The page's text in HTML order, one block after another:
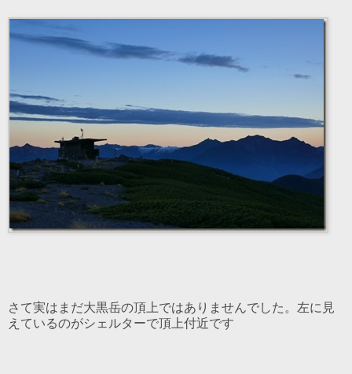
さて実はまだ大黒岳の頂上ではありませんでした。左に見
えているのがシェルターで頂上付近です